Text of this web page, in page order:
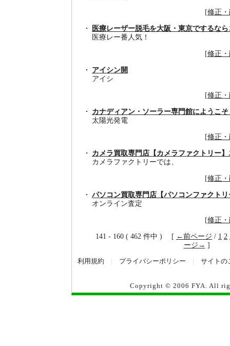
[修正
医療レーザー脱毛を大阪・東京でするな
医療レー番人気！
[修正
アイシン開
アイシ
[修正
カナディアン・ソーラー専門館にようこ
太陽光発電
[修正
カメラ買取専門店【カメラファクトリー
カメラファクトリーでは、
[修正
パソコン買取専門店【パソコンファクト
オンライン査定
[修正
141 - 160 ( 462 件中 ) [ ←前ページ / 1 2
ージ→ ]
利用規約 プライバシーポリシー サイトの
Copyright © 2006 FYA. All